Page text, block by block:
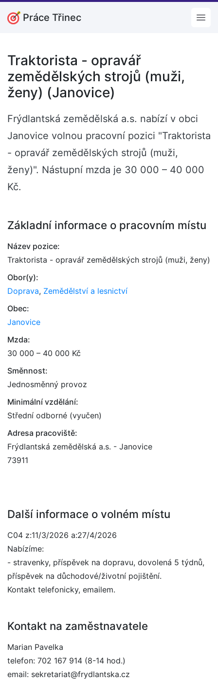
Práce Třinec
Traktorista - opravář
zemědělských strojů (muži,
ženy) (Janovice)
Frýdlantská zemědělská a.s. nabízí v obci
Janovice volnou pracovní pozici "Traktorista
- opravář zemědělských strojů (muži,
ženy)". Nástupní mzda je 30 000 – 40 000
Kč.
Základní informace o pracovním místu
Název pozice:
Traktorista - opravář zemědělských strojů (muži, ženy)
Obor(y):
Doprava, Zemědělství a lesnictví
Obec:
Janovice
Mzda:
30 000 – 40 000 Kč
Směnnost:
Jednosměnný provoz
Minimální vzdělání:
Střední odborné (vyučen)
Adresa pracoviště:
Frýdlantská zemědělská a.s. - Janovice
73911
Další informace o volném místu
C04 z:11/3/2026 a:27/4/2026
Nabízíme:
- stravenky, příspěvek na dopravu, dovolená 5 týdnů,
příspěvek na důchodové/životní pojištění.
Kontakt telefonicky, emailem.
Kontakt na zaměstnavatele
Marian Pavelka
telefon: 702 167 914 (8-14 hod.)
email: sekretariat@frydlantska.cz